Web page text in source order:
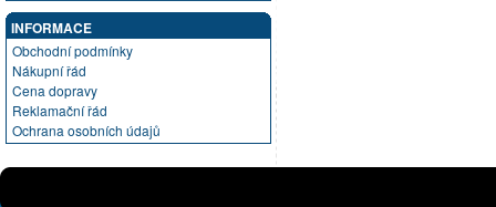
INFORMACE
Obchodní podmínky
Nákupní řád
Cena dopravy
Reklamační řád
Ochrana osobních údajů